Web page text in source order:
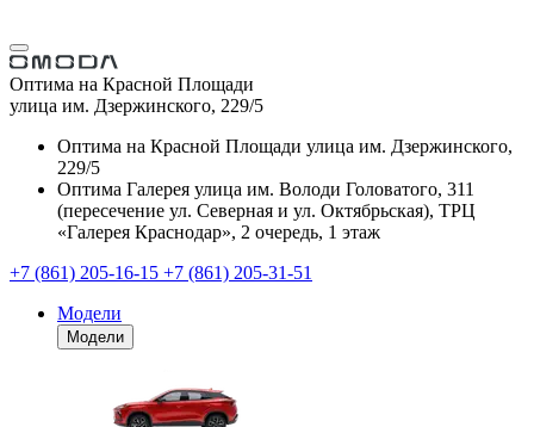
Оптима на Красной Площади
улица им. Дзержинского, 229/5
Оптима на Красной Площади улица им. Дзержинского,
229/5
Оптима Галерея улица им. Володи Головатого, 311
(пересечение ул. Северная и ул. Октябрьская), ТРЦ
«Галерея Краснодар», 2 очередь, 1 этаж
+7 (861) 205-16-15 +7 (861) 205-31-51
Модели
Модели